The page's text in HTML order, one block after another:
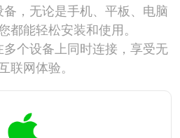
，无论是手机、平板、电脑
都能轻松安装和使用。
个设备上同时连接，享受无
联网体验。